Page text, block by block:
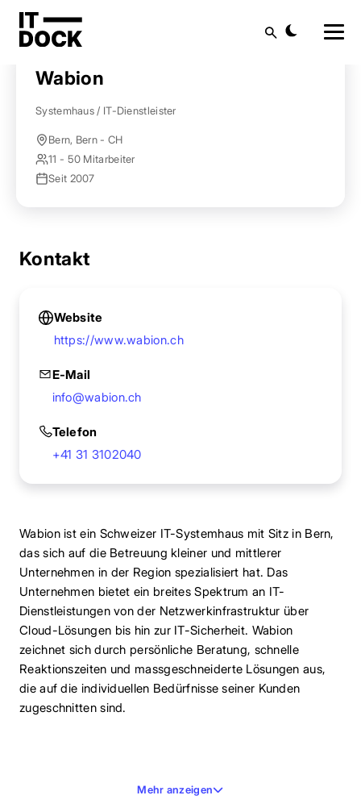
Startseite Anbieter finden
Wabion
Systemhaus / IT-Dienstleister
Bern, Bern - CH
11 - 50 Mitarbeiter
Seit 2007
Kontakt
Website
https://www.wabion.ch
E-Mail
info@wabion.ch
Telefon
+41 31 3102040
Wabion ist ein Schweizer IT-Systemhaus mit Sitz in Bern,
das sich auf die Betreuung kleiner und mittlerer
Unternehmen in der Region spezialisiert hat. Das
Unternehmen bietet ein breites Spektrum an IT-
Dienstleistungen von der Netzwerkinfrastruktur über
Cloud-Lösungen bis hin zur IT-Sicherheit. Wabion
zeichnet sich durch persönliche Beratung, schnelle
Reaktionszeiten und massgeschneiderte Lösungen aus,
die auf die individuellen Bedürfnisse seiner Kunden
zugeschnitten sind.
Mehr anzeigen